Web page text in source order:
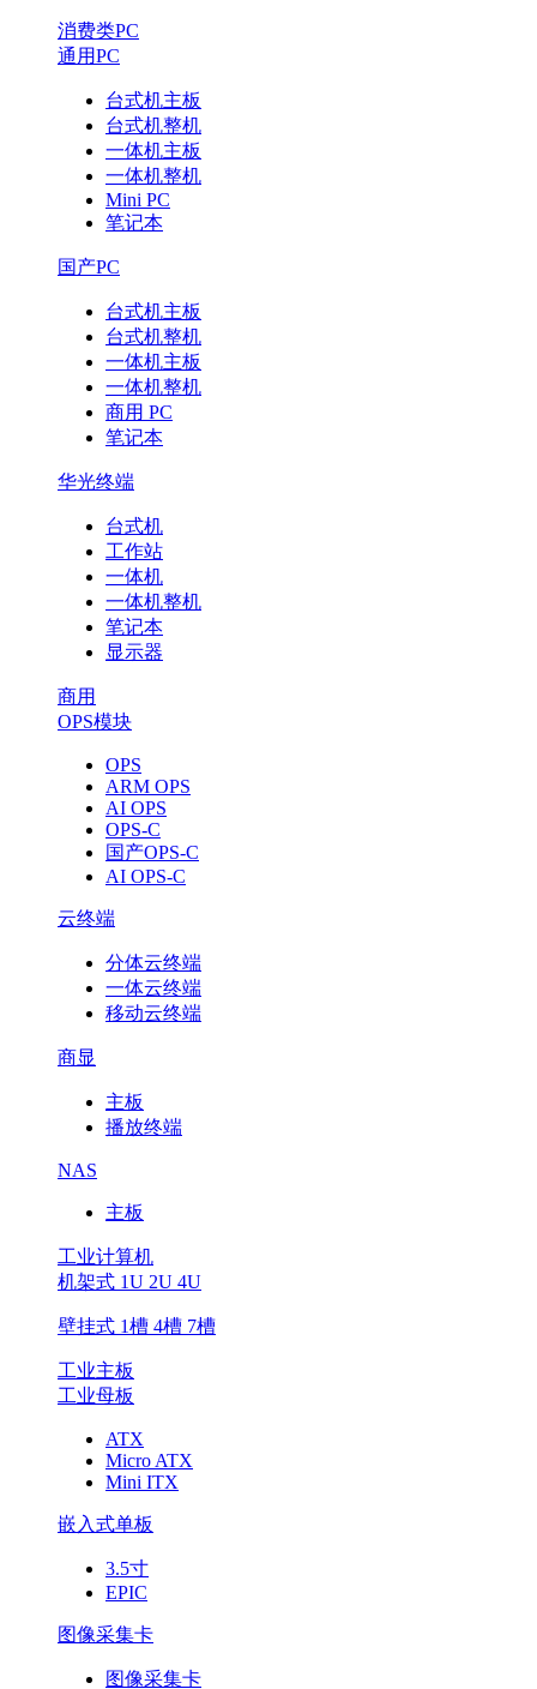
消费类PC
通用PC
台式机主板
台式机整机
一体机主板
一体机整机
Mini PC
笔记本
国产PC
台式机主板
台式机整机
一体机主板
一体机整机
商用 PC
笔记本
华光终端
台式机
工作站
一体机
一体机整机
笔记本
显示器
商用
OPS模块
OPS
ARM OPS
AI OPS
OPS-C
国产OPS-C
AI OPS-C
云终端
分体云终端
一体云终端
移动云终端
商显
主板
播放终端
NAS
主板
工业计算机
机架式 1U 2U 4U
壁挂式 1槽 4槽 7槽
工业主板
工业母板
ATX
Micro ATX
Mini ITX
嵌入式单板
3.5寸
EPIC
图像采集卡
图像采集卡